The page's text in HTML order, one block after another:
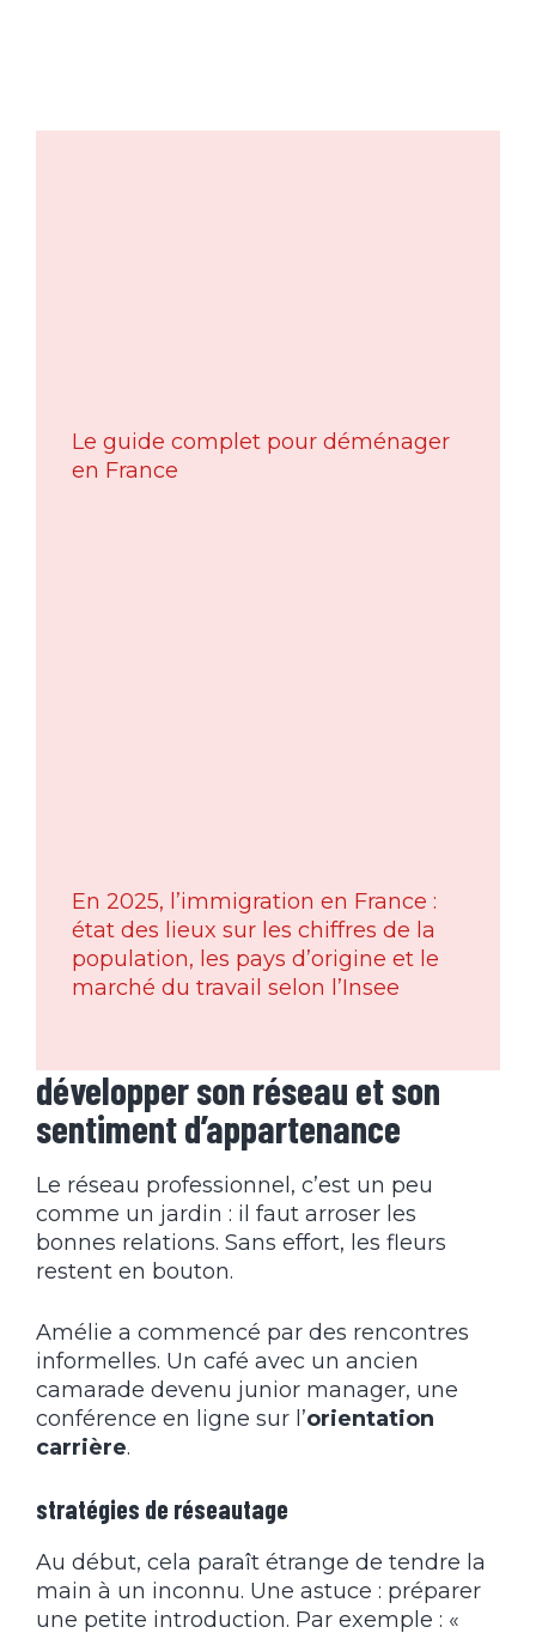
Le guide complet pour déménager
en France
En 2025, l’immigration en France :
état des lieux sur les chiffres de la
population, les pays d’origine et le
marché du travail selon l’Insee
développer son réseau et son
sentiment d’appartenance
Le réseau professionnel, c’est un peu
comme un jardin : il faut arroser les
bonnes relations. Sans effort, les fleurs
restent en bouton.
Amélie a commencé par des rencontres
informelles. Un café avec un ancien
camarade devenu junior manager, une
conférence en ligne sur l’orientation
carrière.
stratégies de réseautage
Au début, cela paraît étrange de tendre la
main à un inconnu. Une astuce : préparer
une petite introduction. Par exemple : «